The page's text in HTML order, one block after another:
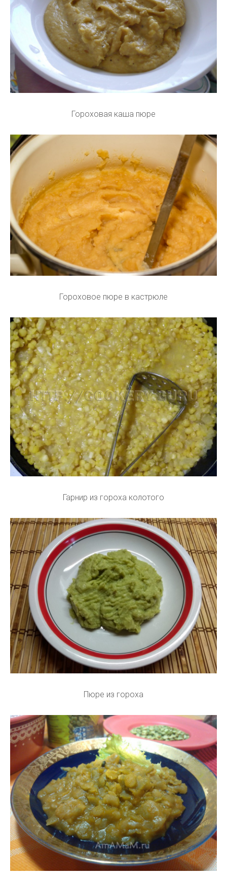
Гороховая каша пюре
Гороховое пюре в кастрюле
Гарнир из гороха колотого
Пюре из гороха